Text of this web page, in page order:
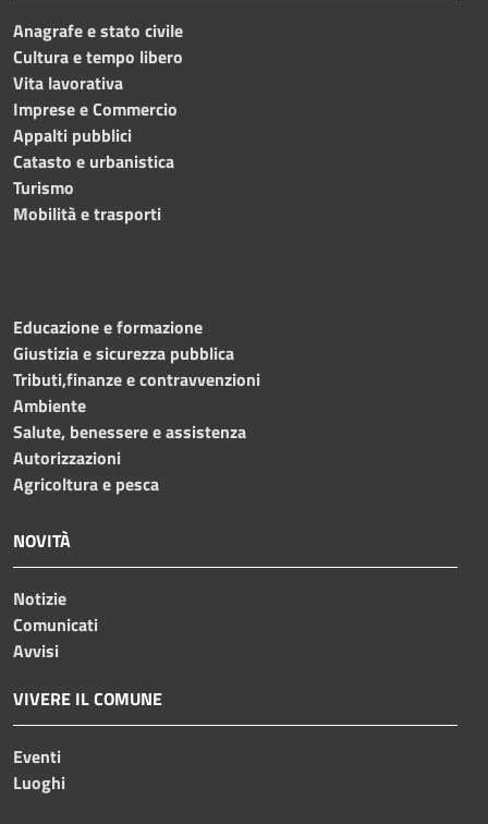
Anagrafe e stato civile
Cultura e tempo libero
Vita lavorativa
Imprese e Commercio
Appalti pubblici
Catasto e urbanistica
Turismo
Mobilità e trasporti
Educazione e formazione
Giustizia e sicurezza pubblica
Tributi,finanze e contravvenzioni
Ambiente
Salute, benessere e assistenza
Autorizzazioni
Agricoltura e pesca
NOVITÀ
Notizie
Comunicati
Avvisi
VIVERE IL COMUNE
Eventi
Luoghi